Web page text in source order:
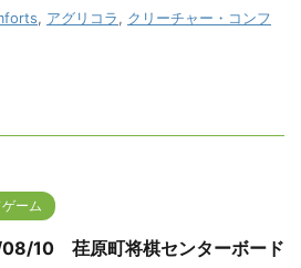
, アグリコラ, クリーチャー・コンフ
ーム
10 荏原町将棋センターボード